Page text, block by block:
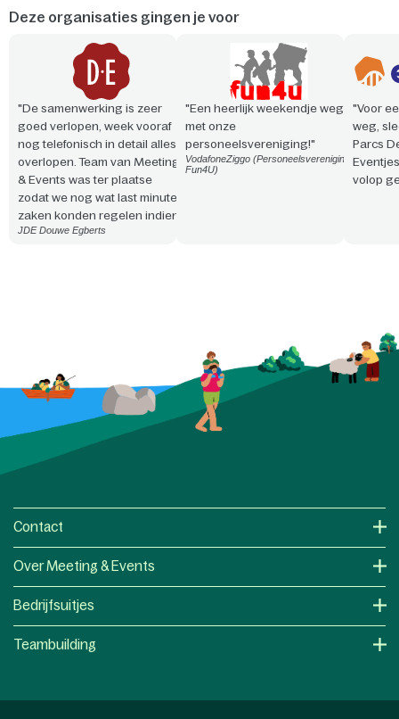
Deze organisaties gingen je voor
"De samenwerking is zeer
goed verlopen, week vooraf
nog telefonisch in detail alles
overlopen. Team van Meeting
& Events was ter plaatse
zodat we nog wat last minute
zaken konden regelen indien
nodig. Vriendelijke en
JDE Douwe Egberts
"Een heerlijk weekendje weg
met onze
personeelsvereniging!"
VodafoneZiggo (Personeelsvereniging
Fun4U)
"Voor
weg,
Parcs
volop
Contact
Over Meeting & Events
Bedrijfsuitjes
Teambuilding